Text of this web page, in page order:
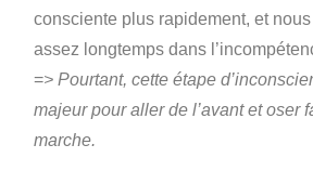
consciente plus rapidement, et
assez longtemps dans
=> Pourtant, cette étape
majeur pour aller de l’avant et oser
marche.